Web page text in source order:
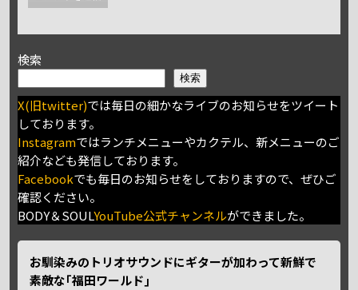
検索
検索
X(旧twitter)では毎日の細かなライブのお知らせをツイート
しております。
Instagramではランチメニューやカクテル、新メニューのご
紹介なども発信しております。
Facebookでも毎日のお知らせをしておりますので、ぜひご
確認ください。
BODY＆SOULYouTube公式チャンネルができました。
お馴染みのトリオサウンドにギターが加わって新鮮で
素敵な｢福田ワールド｣